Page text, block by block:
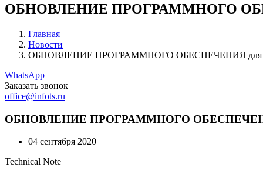
ОБНОВЛЕНИЕ ПРОГРАММНОГО
Главная
Новости
ОБНОВЛЕНИЕ ПРОГРАММНОГО ОБЕСПЕЧЕНИЯ для
WhatsApp
Заказать звонок
office@infots.ru
ОБНОВЛЕНИЕ ПРОГРАММНОГО ОБЕСПЕЧЕНИЯ
04 сентября 2020
Technical Note